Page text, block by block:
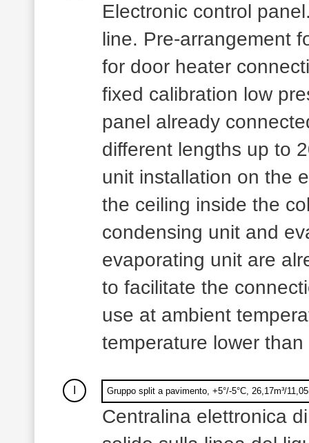
Electronic control
line. Pre-arrangement
for door heater
fixed calibration low
panel already
different lengths up to
unit installation on the
the ceiling inside the
condensing unit and
evaporating unit are
to facilitate the
use at ambient
temperature lower
Gruppo split a pavimento, +5°/-5°C, 26,17m³/
Centralina elettronica